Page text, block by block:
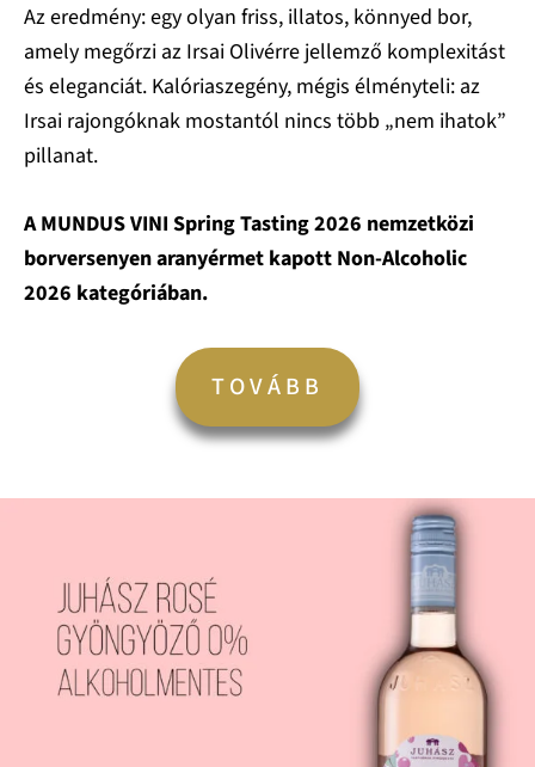
Az eredmény: egy olyan friss, illatos, könnyed bor,
amely megőrzi az Irsai Olivérre jellemző komplexitást
és eleganciát. Kalóriaszegény, mégis élményteli: az
Irsai rajongóknak mostantól nincs több „nem ihatok”
pillanat.
A MUNDUS VINI Spring Tasting 2026 nemzetközi
borversenyen aranyérmet kapott Non-Alcoholic
2026 kategóriában.
TOVÁBB